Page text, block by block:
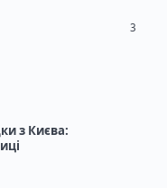
3
з Києва: